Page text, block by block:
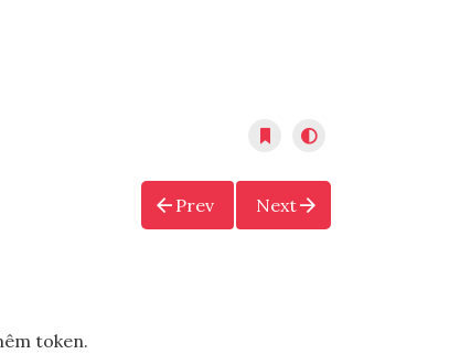
Prev Next
token.